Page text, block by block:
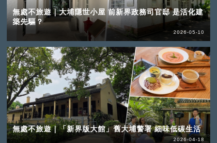
無處不旅遊｜大埔隱世小屋 前新界政務司官邸 是活化建
築先驅？
2026-05-10
無處不旅遊｜「新界版大館」舊大埔警署 細味低碳生活
2026-04-18